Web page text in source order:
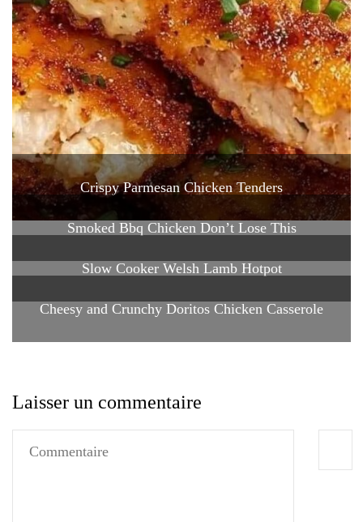
Crispy Parmesan Chicken Tenders
Smoked Bbq Chicken Don’t Lose This
Slow Cooker Welsh Lamb Hotpot
Cheesy and Crunchy Doritos Chicken Casserole
Laisser un commentaire